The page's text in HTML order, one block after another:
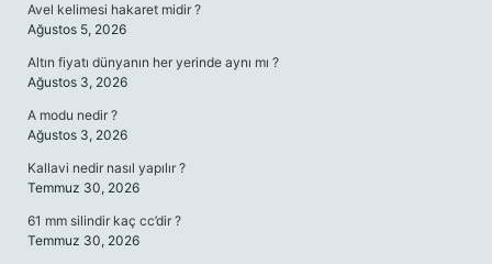
Avel kelimesi hakaret midir ?
Ağustos 5, 2026
Altın fiyatı dünyanın her yerinde aynı mı ?
Ağustos 3, 2026
A modu nedir ?
Ağustos 3, 2026
Kallavi nedir nasıl yapılır ?
Temmuz 30, 2026
61 mm silindir kaç cc’dir ?
Temmuz 30, 2026